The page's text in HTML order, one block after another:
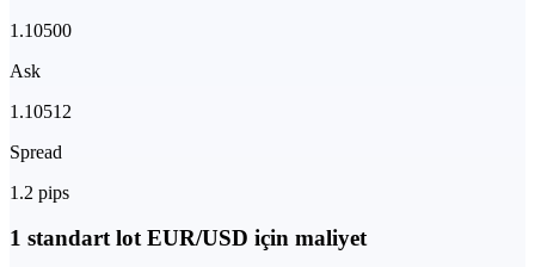
1.10500
Ask
1.10512
Spread
1.2 pips
1 standart lot EUR/USD için maliyet